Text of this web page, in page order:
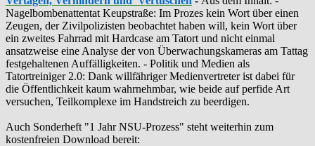
‪Nagelbombenattentat‬ ‎Keupstraße‬: Im Prozes kein Wort über einen
Zeugen, der Zivilpolizisten beobachtet haben will, kein Wort über
ein zweites Fahrrad mit Hardcase am Tatort und nicht einmal
ansatzweise eine Analyse der von Überwachungskameras am Tattag
festgehaltenen Auffälligkeiten. - Politik und Medien als
‪Tatortreiniger‬ 2.0: Dank willfähriger Medienvertreter ist dabei für
die Öffentlichkeit kaum wahrnehmbar, wie beide auf perfide Art
versuchen, Teilkomplexe im Handstreich zu beerdigen.
Auch Sonderheft "1 Jahr NSU-Prozess" steht weiterhin zum
kostenfreien Download bereit: